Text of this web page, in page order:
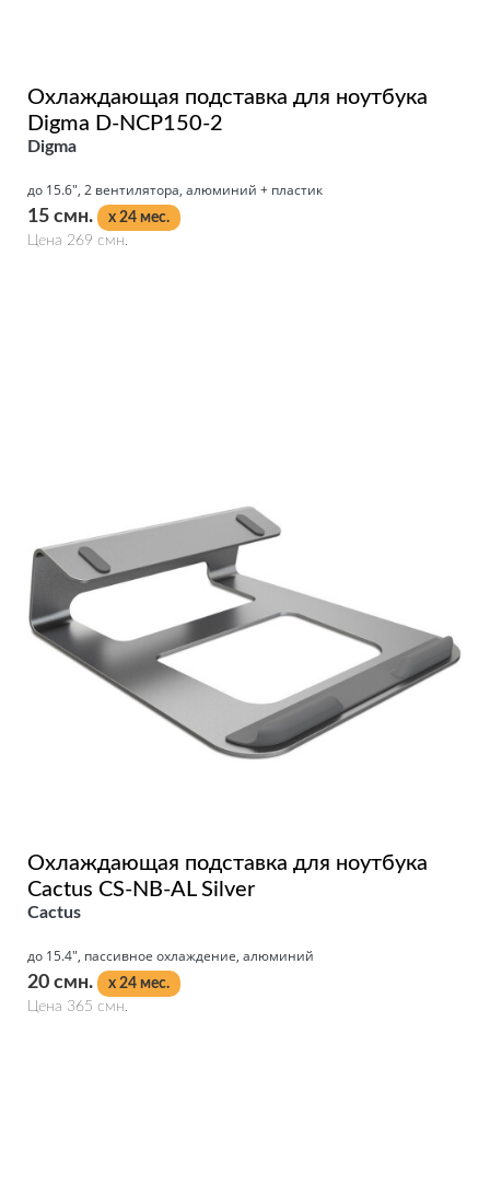
Охлаждающая подставка для ноутбука
Digma D-NCP150-2
Digma
до 15.6", 2 вентилятора, алюминий + пластик
15 смн.
x 24 мес.
Цена 269 смн.
Охлаждающая подставка для ноутбука
Cactus CS-NB-AL Silver
Cactus
до 15.4", пассивное охлаждение, алюминий
20 смн.
x 24 мес.
Цена 365 смн.